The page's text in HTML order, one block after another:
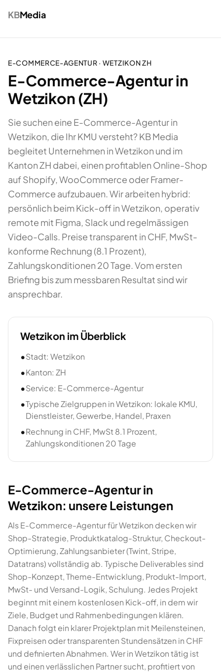
KBMedia
E-COMMERCE-AGENTUR · WETZIKONZH
E-Commerce-Agentur in
Wetzikon (ZH)
Sie suchen eine E-Commerce-Agentur in
Wetzikon, die Ihr KMU versteht? KB Media
begleitet Unternehmen in Wetzikon und im
Kanton ZH dabei, einen profitablen Online-Shop
auf Shopify, WooCommerce oder Framer-
Commerce aufzubauen. Wir arbeiten hybrid:
persönlich beim Kick-off in Wetzikon, operativ
remote mit Figma, Slack und regelmässigen
Video-Calls. Preise transparent in CHF, MwSt-
konforme Rechnung (8.1 Prozent),
Zahlungskonditionen 20 Tage. Vom ersten
Briefing bis zum messbaren Resultat sind wir
ansprechbar.
Wetzikon im Überblick
•Stadt: Wetzikon
•Kanton: ZH
•Service: E-Commerce-Agentur
•Typische Zielgruppen in Wetzikon: lokale KMU,
Dienstleister, Gewerbe, Handel, Praxen
•Rechnung in CHF, MwSt 8.1 Prozent,
Zahlungskonditionen 20 Tage
E-Commerce-Agentur in
Wetzikon: unsere Leistungen
Als E-Commerce-Agentur für Wetzikon decken wir
Shop-Strategie, Produktkatalog-Struktur, Checkout-
Optimierung, Zahlungsanbieter (Twint, Stripe,
Datatrans) vollständig ab. Typische Deliverables sind
Shop-Konzept, Theme-Entwicklung, Produkt-Import,
MwSt- und Versand-Logik, Schulung. Jedes Projekt
beginnt mit einem kostenlosen Kick-off, in dem wir
Ziele, Budget und Rahmenbedingungen klären.
Danach folgt ein klarer Projektplan mit Meilensteinen,
Fixpreisen oder transparenten Stundensätzen in CHF
und definierten Abnahmen. Wer in Wetzikon tätig ist
und einen verlässlichen Partner sucht, profitiert von